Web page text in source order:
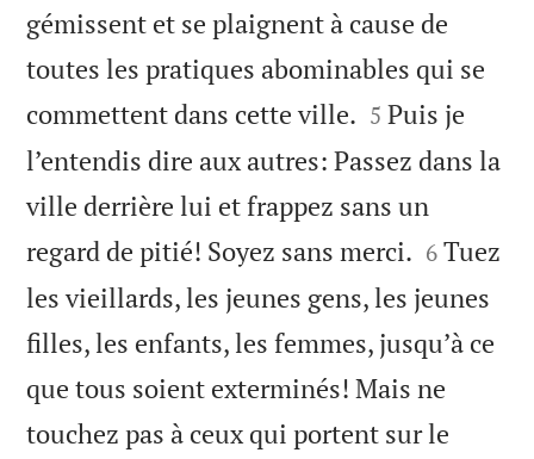
gémissent et se plaignent à cause de
toutes les pratiques abominables qui se
commettent dans cette ville. 

5 Puis je
l’entendis dire aux autres: Passez dans la
ville derrière lui et frappez sans un
regard de pitié! Soyez sans merci. 

6 Tuez
les vieillards, les jeunes gens, les jeunes
filles, les enfants, les femmes, jusqu’à ce
que tous soient exterminés! Mais ne
touchez pas à ceux qui portent sur le